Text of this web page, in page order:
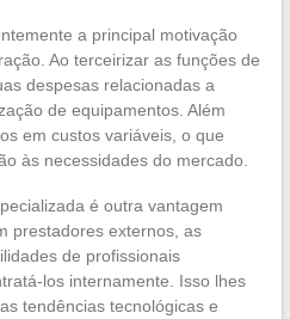
a principal motivação
Ao terceirizar as funções de
despesas relacionadas a
de equipamentos. Além
em custos variáveis, o que
às necessidades do mercado.
é outra vantagem
prestadores externos, as
de profissionais
los internamente. Isso lhes
tendências tecnológicas e